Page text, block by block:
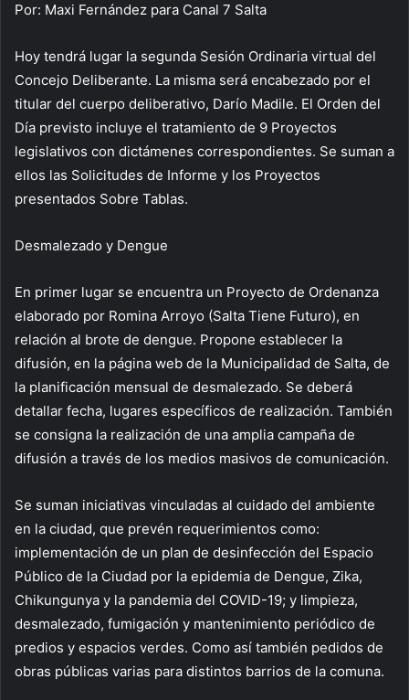
Por: Maxi Fernández para Canal 7 Salta
Hoy tendrá lugar la segunda Sesión Ordinaria virtual del
Concejo Deliberante. La misma será encabezado por el
titular del cuerpo deliberativo, Darío Madile. El Orden del
Día previsto incluye el tratamiento de 9 Proyectos
legislativos con dictámenes correspondientes. Se suman a
ellos las Solicitudes de Informe y los Proyectos
presentados Sobre Tablas.
Desmalezado y Dengue
En primer lugar se encuentra un Proyecto de Ordenanza
elaborado por Romina Arroyo (Salta Tiene Futuro), en
relación al brote de dengue. Propone establecer la
difusión, en la página web de la Municipalidad de Salta, de
la planificación mensual de desmalezado. Se deberá
detallar fecha, lugares específicos de realización. También
se consigna la realización de una amplia campaña de
difusión a través de los medios masivos de comunicación.
Se suman iniciativas vinculadas al cuidado del ambiente
en la ciudad, que prevén requerimientos como:
implementación de un plan de desinfección del Espacio
Público de la Ciudad por la epidemia de Dengue, Zika,
Chikungunya y la pandemia del COVID-19; y limpieza,
desmalezado, fumigación y mantenimiento periódico de
predios y espacios verdes. Como así también pedidos de
obras públicas varias para distintos barrios de la comuna.